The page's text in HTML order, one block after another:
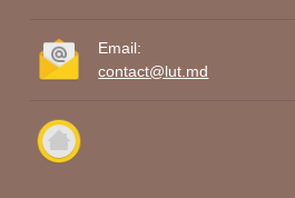
Email:
contact@lut.md